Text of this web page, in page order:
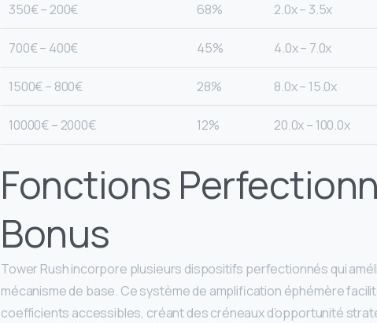
2.0x – 3.5x
68%
200€ – 350€
4.0x – 7.0x
45%
400€ – 700€
8.0x – 15.0x
28%
800€ – 1500€
20.0x – 100.0x
12%
2000€ – 10000€
Fonctions
Bonus
Tower Rush incorpore plusieurs dispositifs perfectionnés qui
mécanisme de base. Ce système de amplification éphémère
coefficients accessibles, créant des créneaux d’opportunité